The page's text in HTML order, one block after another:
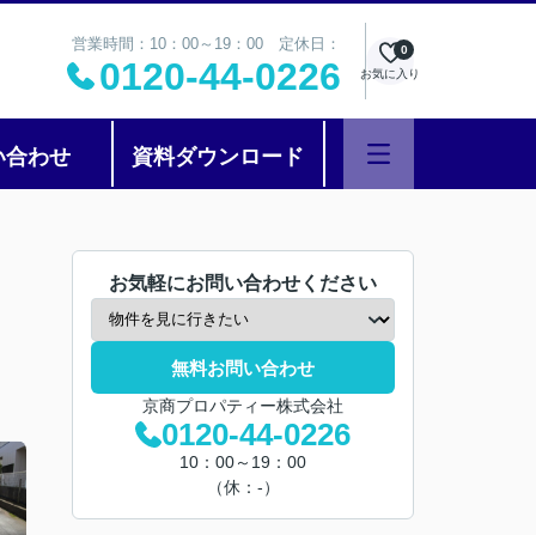
営業時間：10：00～19：00 定休日：
0120-44-0226 お気に入り
0
合わせ 資料ダウンロード
お気軽にお問い合わせください
無料お問い合わせ
京商プロパティー株式会社
0120-44-0226
10：00～19：00
（休：-）